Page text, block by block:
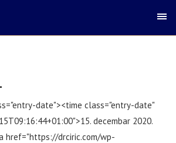
date"><time class="entry-date"
decembar 2020.
href="https://drciric.com/wp-